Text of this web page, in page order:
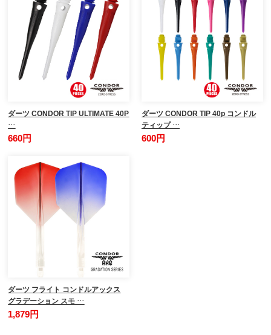
ダーツ CONDOR TIP ULTIMATE 40P
…
660円
ダーツ CONDOR TIP 40p コンドル
ティップ …
600円
ダーツ フライト コンドルアックス
グラデーション スモ …
1,879円